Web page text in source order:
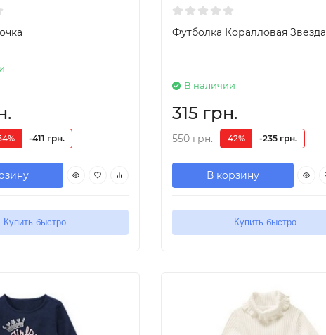
-411 грн.
Купить быстро
Футболка Коралловая Звезда
В наличии
315 грн.
550 грн. 42% -235 грн.
В корзину
Купить быстро